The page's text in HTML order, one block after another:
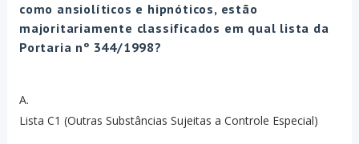
como ansiolíticos e hipnóticos, estão
majoritariamente classificados em qual lista da
Portaria nº 344/1998?
A.
Lista C1 (Outras Substâncias Sujeitas a Controle Especial)